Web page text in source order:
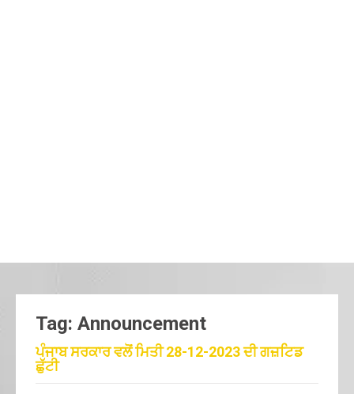
Tag: Announcement
ਪੰਜਾਬ ਸਰਕਾਰ ਵਲੋਂ ਮਿਤੀ 28-12-2023 ਦੀ ਗਜ਼ਟਿਡ
ਛੁੱਟੀ